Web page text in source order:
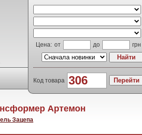
Цена: от до грн
Код товара
Артемон
Зацепа